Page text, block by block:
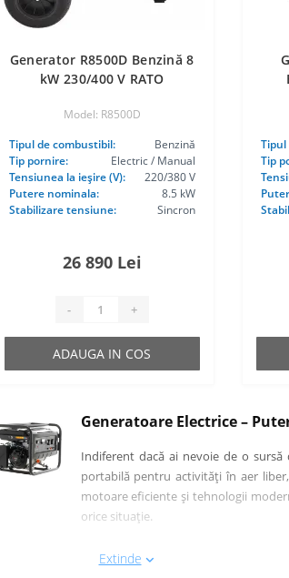
Generator R8500D Benzină 8
kW 230/400 V RATO
Model: R8500D
Tipul de combustibil:
Benzină
Tip pornire:
Electric / Manual
Tensiunea la ieşire (V):
220/380 V
Putere nominala:
8.5 kW
Stabilizare tensiune:
Sincron
26 890 Lei
- +
ADAUGA IN COS
Tipul
Tip
Generatoare Electrice –
Indiferent dacă ai nevoie de o
portabilă pentru activități în aer
motoare eficiente și tehnologii
orice situație.
Caracteristici principale:
Diferite puteri disponibile
Extinde